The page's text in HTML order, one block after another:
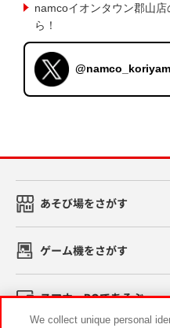
namcoイオンタウン郡山
ら！
あそび場をさがす
ゲーム機をさがす
スマホ・PCであそぶ
We collect unique personal